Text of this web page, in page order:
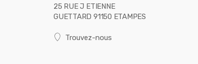
25 RUE J ETIENNE
GUETTARD 91150 ETAMPES
Trouvez-nous